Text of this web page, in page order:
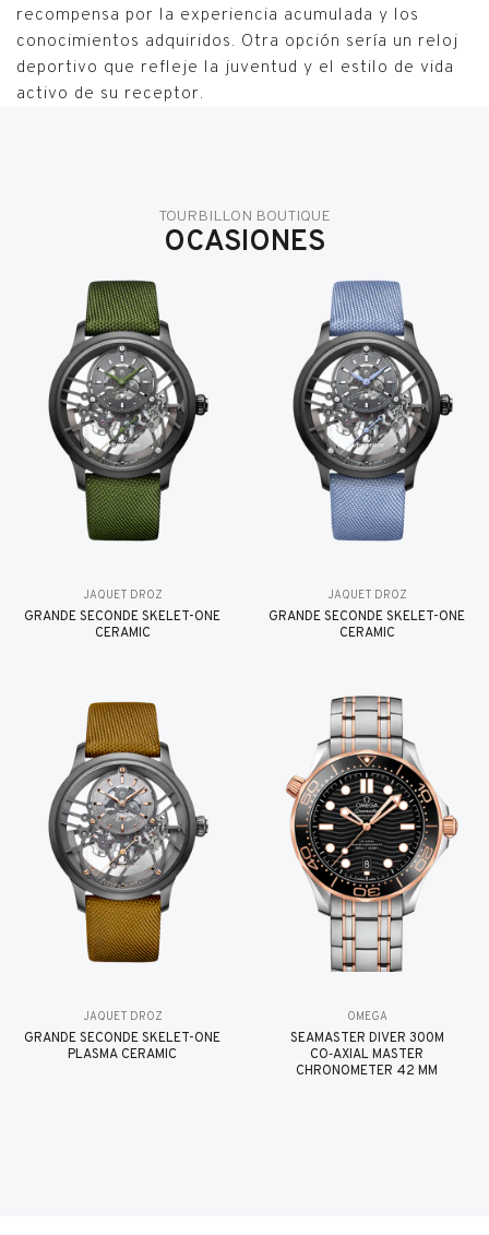
recompensa por la experiencia acumulada y los
conocimientos adquiridos. Otra opción sería un reloj
deportivo que refleje la juventud y el estilo de vida
activo de su receptor.
TOURBILLON BOUTIQUE
OCASIONES
JAQUET DROZ
GRANDE SECONDE SKELET-ONE
CERAMIC
JAQUET DROZ
GRANDE SECONDE SKELET-ONE
CERAMIC
JAQUET DROZ
GRANDE SECONDE SKELET-ONE
PLASMA CERAMIC
OMEGA
SEAMASTER DIVER 300M
CO‑AXIAL MASTER
CHRONOMETER 42 MM